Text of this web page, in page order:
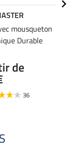
mousqueton
Durable
de
36